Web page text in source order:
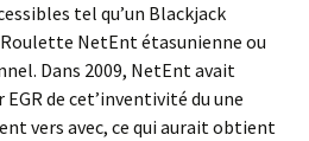
tel qu’un Blackjack
NetEnt étasunienne ou
Dans 2009, NetEnt avait
de cet’inventivité du une
vers avec, ce qui aurait obtient